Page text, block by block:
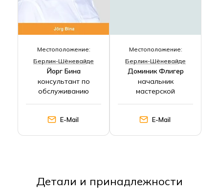
Местоположение:
Берлин-Шёневайде
Йорг Бина
консультант по
обслуживанию
E-Mail
Местоположение:
Берлин-Шёневайде
Доминик Флигер
начальник
мастерской
E-Mail
Детали и принадлежности